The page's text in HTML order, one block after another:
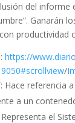
del informe
Ganarán
productividad
https://
/
Hace
a un
Representa el